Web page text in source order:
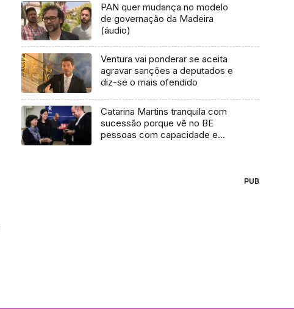
PAN quer mudança no modelo
de governação da Madeira
(áudio)
Ventura vai ponderar se aceita
agravar sanções a deputados e
diz-se o mais ofendido
Catarina Martins tranquila com
sucessão porque vê no BE
pessoas com capacidade e
PUB